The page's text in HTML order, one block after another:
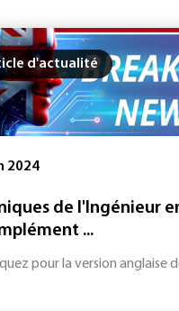
d'actualité
2024
de l'Ingénieur
...
pour la version anglaise